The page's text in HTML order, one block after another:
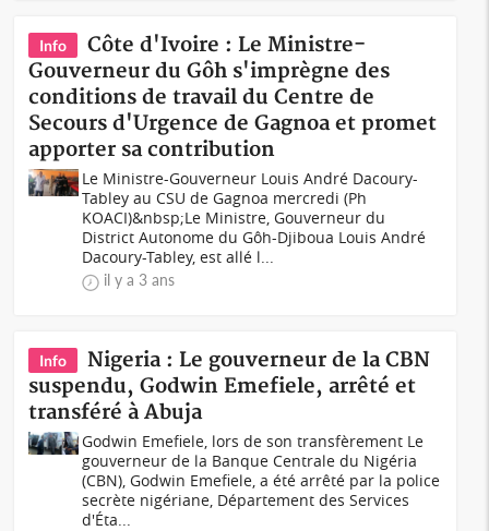
Info
Côte d'Ivoire : Le Ministre-
Gouverneur du Gôh s'imprègne des
conditions de travail du Centre de
Secours d'Urgence de Gagnoa et promet
apporter sa contribution
Le Ministre-Gouverneur Louis André Dacoury-
Tabley au CSU de Gagnoa mercredi (Ph
KOACI)&nbsp;Le Ministre, Gouverneur du
District Autonome du Gôh-Djiboua Louis André
Dacoury-Tabley, est allé l...
il y a 3 ans
Info
Nigeria : Le gouverneur de la CBN
suspendu, Godwin Emefiele, arrêté et
transféré à Abuja
Godwin Emefiele, lors de son transfèrement Le
gouverneur de la Banque Centrale du Nigéria
(CBN), Godwin Emefiele, a été arrêté par la police
secrète nigériane, Département des Services
d'Éta...